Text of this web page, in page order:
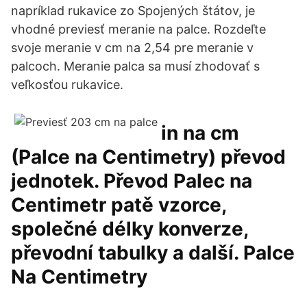
napríklad rukavice zo Spojených štátov, je
vhodné previesť meranie na palce. Rozdeľte
svoje meranie v cm na 2,54 pre meranie v
palcoch. Meranie palca sa musí zhodovať s
veľkosťou rukavice.
in na cm
(Palce na Centimetry) převod
jednotek. Převod Palec na
Centimetr patě vzorce,
společné délky konverze,
převodní tabulky a další. Palce
Na Centimetry